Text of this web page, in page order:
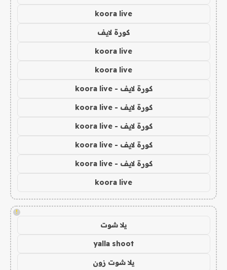
koora live
كورة لايف
koora live
koora live
كورة لايف - koora live
كورة لايف - koora live
كورة لايف - koora live
كورة لايف - koora live
كورة لايف - koora live
koora live
!
يلا شوت
yalla shoot
يلا شوت زون